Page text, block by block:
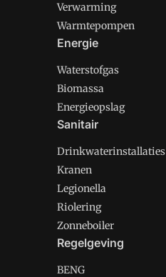
Verwarming
Warmtepompen
Energie
Waterstofgas
Biomassa
Energieopslag
Sanitair
Drinkwaterinstallaties
Kranen
Legionella
Riolering
Zonneboiler
Regelgeving
BENG